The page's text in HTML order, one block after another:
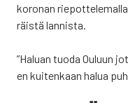
koro­nan
räis­tä lan­nis­ta.
”Haluan tuo­da Ouluun
en kui­ten­kaan halua